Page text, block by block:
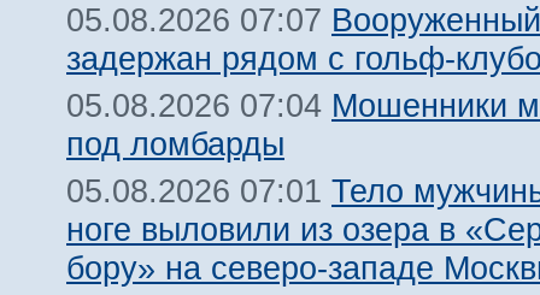
05.08.2026 07:07
задержан рядом с гольф-
05.08.2026 07:04 Мошенники
под ломбарды
05.08.2026 07:01 Тело
ноге выловили из озера в
бору» на северо-западе